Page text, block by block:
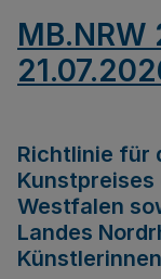
MB.NRW
Richtlinie für
Kunstpreises
Westfalen
Landes